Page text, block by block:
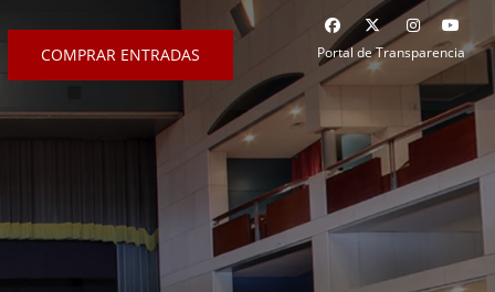
Portal de Transparencia
COMPRAR ENTRADAS